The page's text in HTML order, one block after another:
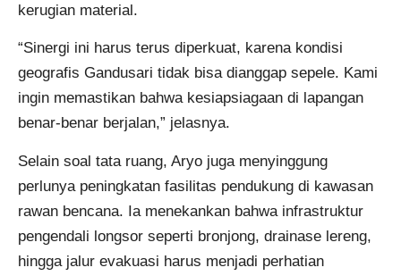
kerugian material.
“Sinergi ini harus terus diperkuat, karena kondisi
geografis Gandusari tidak bisa dianggap sepele. Kami
ingin memastikan bahwa kesiapsiagaan di lapangan
benar-benar berjalan,” jelasnya.
Selain soal tata ruang, Aryo juga menyinggung
perlunya peningkatan fasilitas pendukung di kawasan
rawan bencana. Ia menekankan bahwa infrastruktur
pengendali longsor seperti bronjong, drainase lereng,
hingga jalur evakuasi harus menjadi perhatian